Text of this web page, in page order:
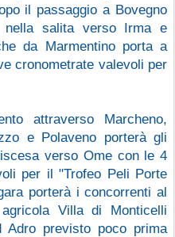
il passaggio a Bovegno
nella salita verso Irma e
da Marmentino porta a
cronometrate valevoli per
attraverso Marcheno,
e Polaveno porterà gli
verso Ome con le 4
per il "Trofeo Peli Porte
porterà i concorrenti al
Villa di Monticelli
previsto poco prima